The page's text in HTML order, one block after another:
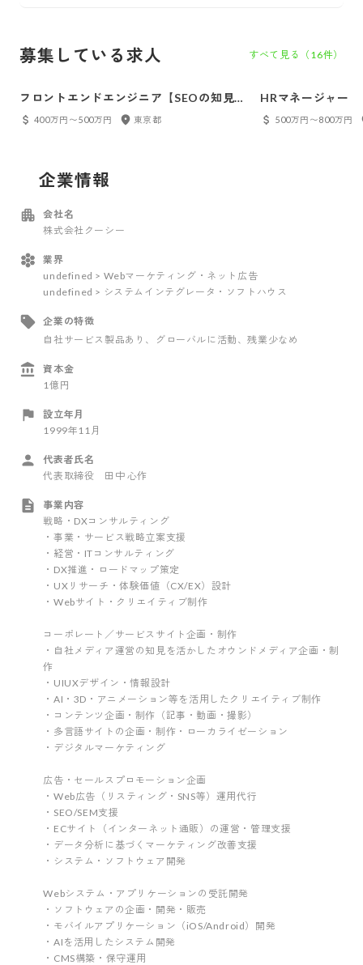
募集している求人 すべて見る（ 16件）
フロントエンドエンジニア【SEOの知見、
Wordpressの経験がある方歓迎！】
400万円〜500万円 東京都
HRマネージャー
500万円〜800万円
企業情報
会社名
株式会社クーシー
業界
undefined > Webマーケティング・ネット広告
undefined > システムインテグレータ・ソフトハウス
企業の特徴
自社サービス製品あり 、グローバルに活動 、残業少なめ
資本金
1億円
設立年月
1999年11月
代表者氏名
代表取締役 田中 心作
事業内容
戦略・DXコンサルティング
・事業・サービス戦略立案支援
・経営・ITコンサルティング
・DX推進・ロードマップ策定
・UXリサーチ・体験価値（CX/EX）設計
・Webサイト・クリエイティブ制作
コーポレート／サービスサイト企画・制作
・自社メディア運営の知見を活かしたオウンドメディア企画・制
作
・UIUXデザイン・情報設計
・AI・3D・アニメーション等を活用したクリエイティブ制作
・コンテンツ企画・制作（記事・動画・撮影）
・多言語サイトの企画・制作・ローカライゼーション
・デジタルマーケティング
広告・セールスプロモーション企画
・Web広告（リスティング・SNS等）運用代行
・SEO/SEM支援
・ECサイト（インターネット通販）の運営・管理支援
・データ分析に基づくマーケティング改善支援
・システム・ソフトウェア開発
Webシステム・アプリケーションの受託開発
・ソフトウェアの企画・開発・販売
・モバイルアプリケーション（iOS/Android）開発
・AIを活用したシステム開発
・CMS構築・保守運用